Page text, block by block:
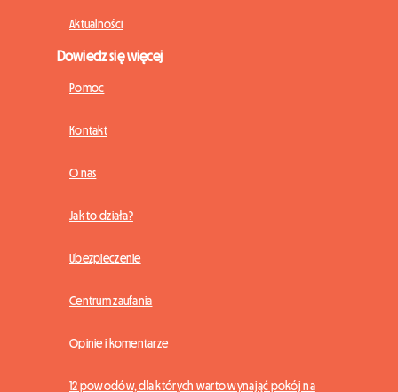
Aktualności
Dowiedz się więcej
Pomoc
Kontakt
O nas
Jak to działa?
Ubezpieczenie
Centrum zaufania
Opinie i komentarze
12 powodów, dla których warto wynająć pokój na